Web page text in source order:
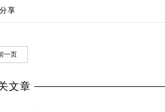
分享
一页
文章